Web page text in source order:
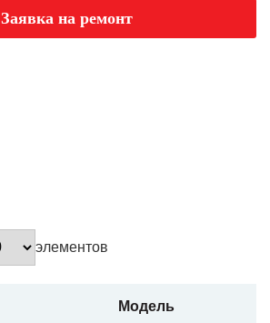
Заявка на ремонт
элементов
Модель